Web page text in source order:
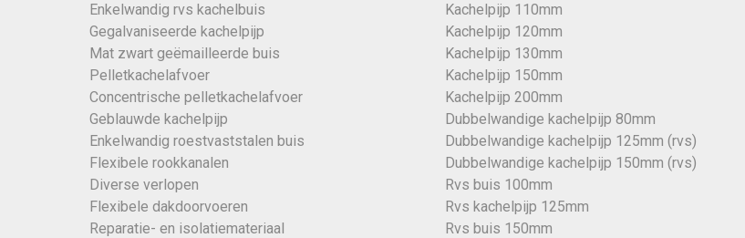
Enkelwandig rvs kachelbuis
Gegalvaniseerde kachelpijp
Mat zwart geëmailleerde buis
Pelletkachelafvoer
Concentrische pelletkachelafvoer
Geblauwde kachelpijp
Enkelwandig roestvaststalen buis
Flexibele rookkanalen
Diverse verlopen
Flexibele dakdoorvoeren
Reparatie- en isolatiemateriaal
Kachelpijp 110mm
Kachelpijp 120mm
Kachelpijp 130mm
Kachelpijp 150mm
Kachelpijp 200mm
Dubbelwandige kachelpijp 80mm
Dubbelwandige kachelpijp 125mm (rvs)
Dubbelwandige kachelpijp 150mm (rvs)
Rvs buis 100mm
Rvs kachelpijp 125mm
Rvs buis 150mm